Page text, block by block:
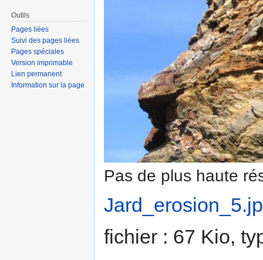
Pas de plus haute
fichier : 67 Kio,
Outils
Pages liées
Suivi des pages liées
Pages spéciales
Version imprimable
Lien permanent
Information sur la page